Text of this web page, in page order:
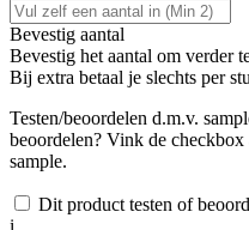
Bevestig aantal
Bevestig het aantal om verder
Bij extra betaal je slechts per
Testen/beoordelen d.m.v.
beoordelen? Vink de
sample.
Dit product testen of